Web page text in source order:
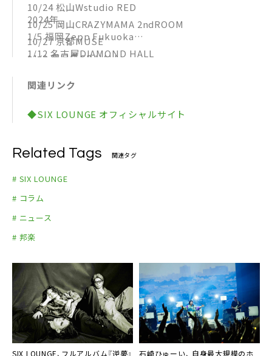
10/24 松山Wstudio RED
10/25 岡山CRAZYMAMA 2ndROOM
10/27 京都MUSE
11/2 鹿児島SR HALL
11/8 静岡UMBER
11/10 水戸LIGHT HOUSE
11/23 広島CLUB QUATTRO
11/30 仙台RENSA
12/1 盛岡CLUB CHANGE WAVE
12/13 富山SOUL POWER
12/15 新潟GOLDEN PIGS RED
2024年
1/5 福岡Zepp Fukuoka
1/12 名古屋DIAMOND HALL
1/18 東京Zepp Shinjuku
関連リンク
◆SIX LOUNGE オフィシャルサイト
Related Tags 関連タグ
# SIX LOUNGE
# コラム
# ニュース
# 邦楽
SIX LOUNGE、フルアルバム『逆夢』 石崎ひゅーい、 自身最大規模のホ